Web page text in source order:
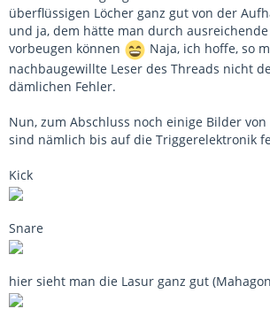
überflüssigen Löcher ganz gut von der
und ja, dem hätte man durch
vorbeugen können
Naja, ich hoffe, so
nachbaugewillte Leser des Threads nicht
dämlichen Fehler.
Nun, zum Abschluss noch einige Bilder
sind nämlich bis auf die Triggerelektronik
Kick
Snare
hier sieht man die Lasur ganz gut